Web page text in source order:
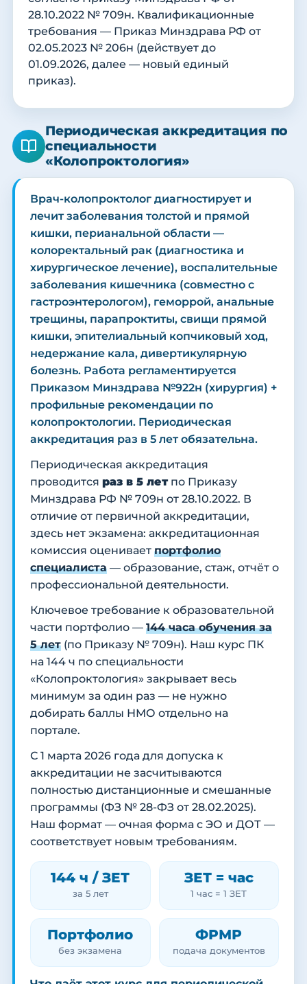
28.10.2022 № 709н. Квалификационные
требования — Приказ Минздрава РФ от
02.05.2023 № 206н (действует до
01.09.2026, далее — новый единый
приказ).
Периодическая аккредитация по
специальности
«Колопроктология»
Врач-колопроктолог диагностирует и
лечит заболевания толстой и прямой
кишки, перианальной области —
колоректальный рак (диагностика и
хирургическое лечение), воспалительные
заболевания кишечника (совместно с
гастроэнтерологом), геморрой, анальные
трещины, парапроктиты, свищи прямой
кишки, эпителиальный копчиковый ход,
недержание кала, дивертикулярную
болезнь. Работа регламентируется
Приказом Минздрава №922н (хирургия) +
профильные рекомендации по
колопроктологии. Периодическая
аккредитация раз в 5 лет обязательна.
Периодическая аккредитация
проводится раз в 5 летпо Приказу
Минздрава РФ № 709н от 28.10.2022. В
отличие от первичной аккредитации,
здесь нет экзамена: аккредитационная
комиссия оценивает портфолио
специалиста — образование, стаж, отчёт о
профессиональной деятельности.
Ключевое требование к образовательной
части портфолио — 144 часа обучения за
5 лет (по Приказу № 709н). Наш курс ПК
на 144 ч по специальности
«Колопроктология» закрывает весь
минимум за один раз — не нужно
добирать баллы НМО отдельно на
портале.
С 1 марта 2026 года для допуска к
аккредитации не засчитываются
полностью дистанционные и смешанные
программы (ФЗ № 28-ФЗ от 28.02.2025).
Наш формат — очная форма с ЭО и ДОТ —
соответствует новым требованиям.
144 ч / ЗЕТ
за 5 лет
ЗЕТ = час
1 час = 1 ЗЕТ
Портфолио
без экзамена
ФРМР
подача документов